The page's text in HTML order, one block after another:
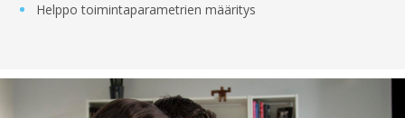
Helppo toimintaparametrien määritys